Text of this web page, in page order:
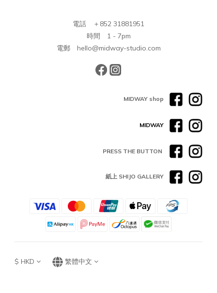
電話 ＋852 31881951
時間 1 - 7pm
電郵 hello@midway-studio.com
MIDWAY shop
MIDWAY
PRESS THE BUTTON
紙上 SHIJO GALLERY
$ HKD 繁體中文